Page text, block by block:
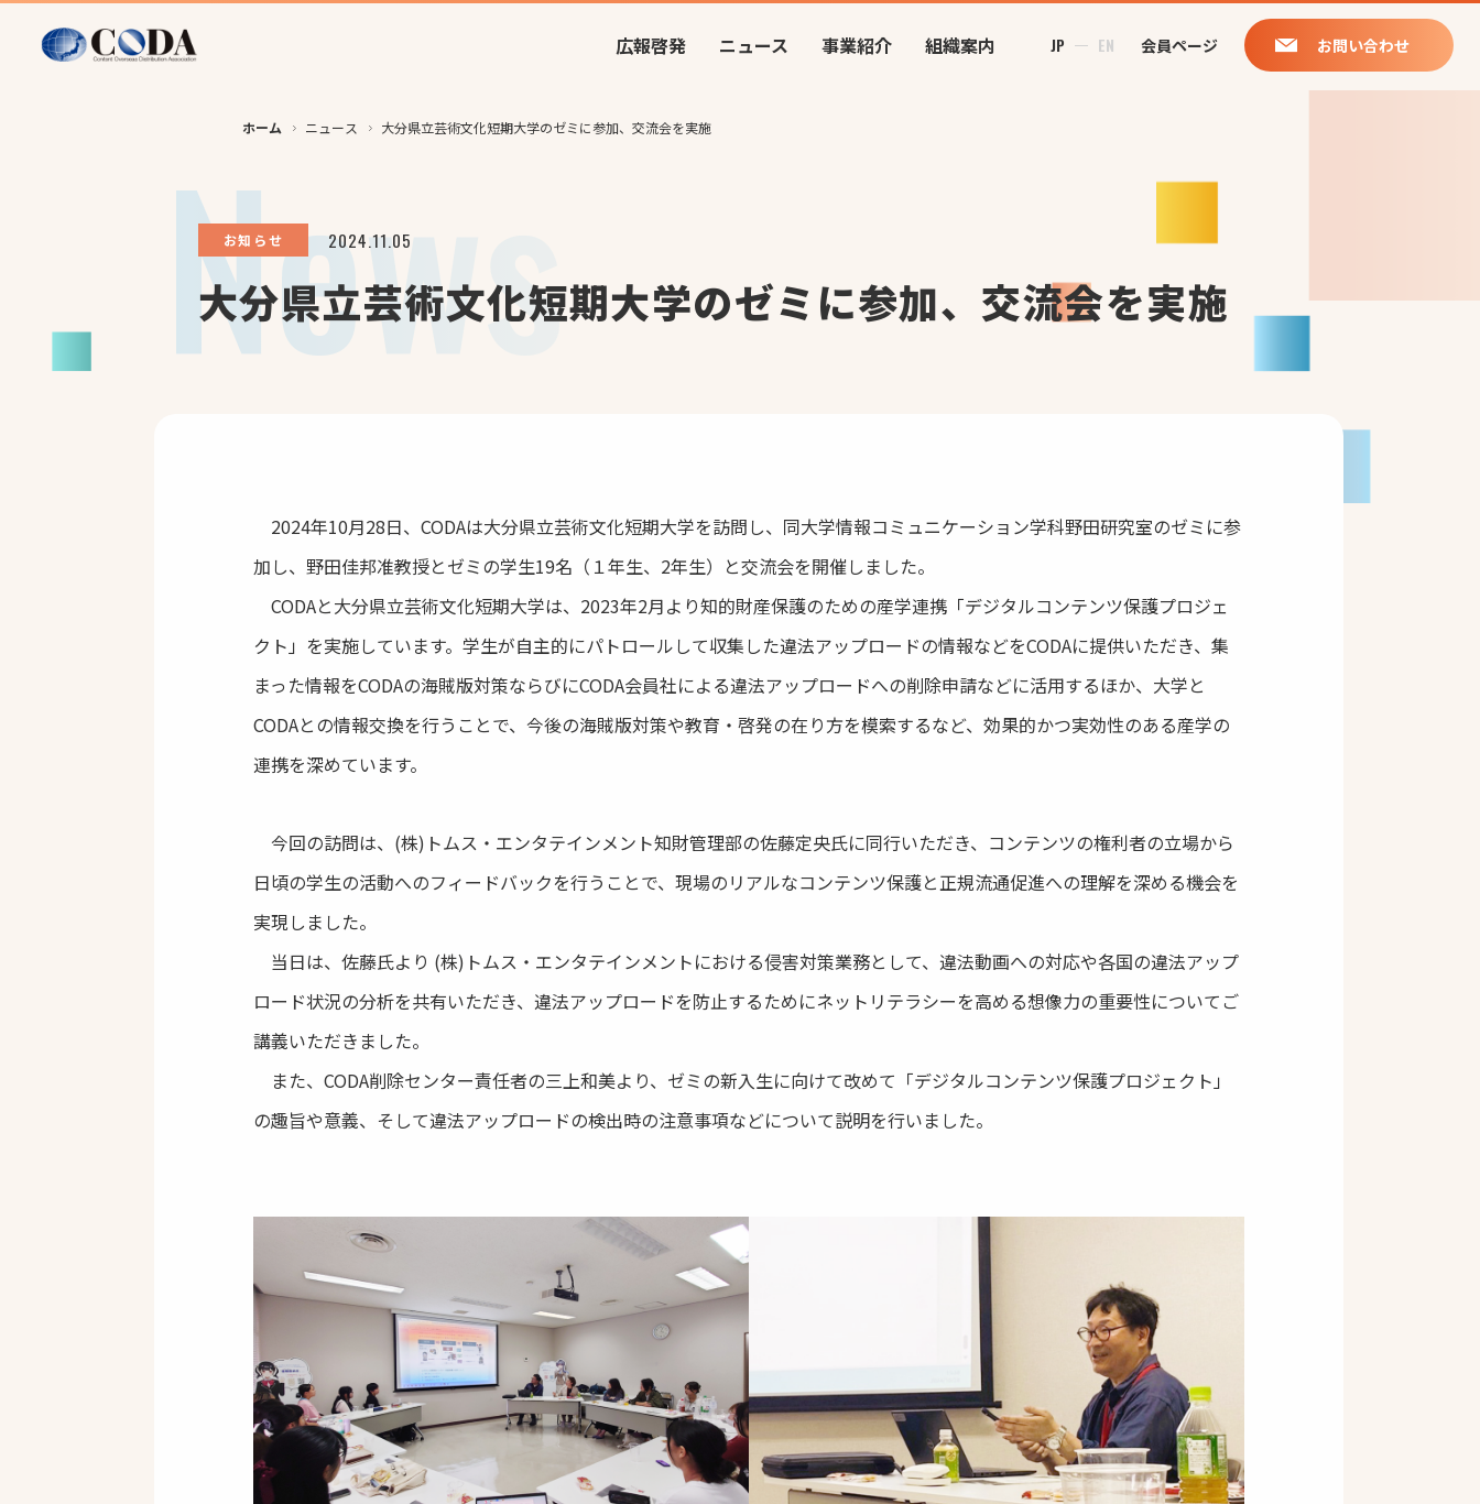
JP EN
広報啓発 ニュース 事業紹介 組織案内 会員ページ お問い合わせ
ホーム ニュース 大分県立芸術文化短期大学のゼミに参加、交流会を実施
お知らせ 2024.11.05
大分県立芸術文化短期大学のゼミに参加、交流会を実施
2024年10月28日、CODAは大分県立芸術文化短期大学を訪問し、同大学情報コミュニケーション学科野田研究室のゼミに参
加し、野田佳邦准教授とゼミの学生19名（１年生、2年生）と交流会を開催しました。
CODAと大分県立芸術文化短期大学は、2023年2月より知的財産保護のための産学連携「デジタルコンテンツ保護プロジェ
クト」を実施しています。学生が自主的にパトロールして収集した違法アップロードの情報などをCODAに提供いただき、集
まった情報をCODAの海賊版対策ならびにCODA会員社による違法アップロードへの削除申請などに活用するほか、大学と
CODAとの情報交換を行うことで、今後の海賊版対策や教育・啓発の在り方を模索するなど、効果的かつ実効性のある産学の
連携を深めています。
今回の訪問は、(株)トムス・エンタテインメント知財管理部の佐藤定央氏に同行いただき、コンテンツの権利者の立場から
日頃の学生の活動へのフィードバックを行うことで、現場のリアルなコンテンツ保護と正規流通促進への理解を深める機会を
実現しました。
当日は、佐藤氏より (株)トムス・エンタテインメントにおける侵害対策業務として、違法動画への対応や各国の違法アップ
ロード状況の分析を共有いただき、違法アップロードを防止するためにネットリテラシーを高める想像力の重要性についてご
講義いただきました。
また、CODA削除センター責任者の三上和美より、ゼミの新入生に向けて改めて「デジタルコンテンツ保護プロジェクト」
の趣旨や意義、そして違法アップロードの検出時の注意事項などについて説明を行いました。